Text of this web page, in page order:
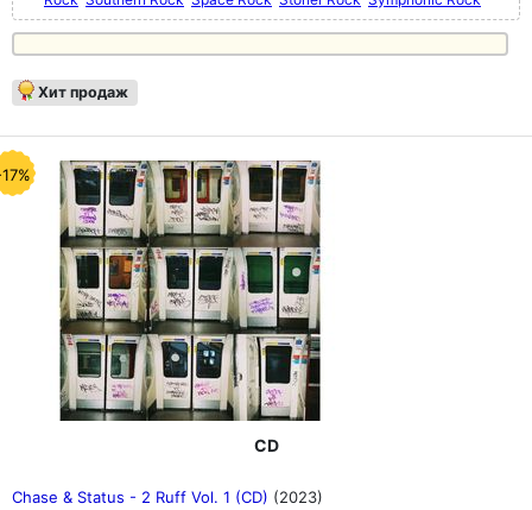
Хит продаж
CD
Chase & Status - 2 Ruff Vol. 1 (CD) (2023)